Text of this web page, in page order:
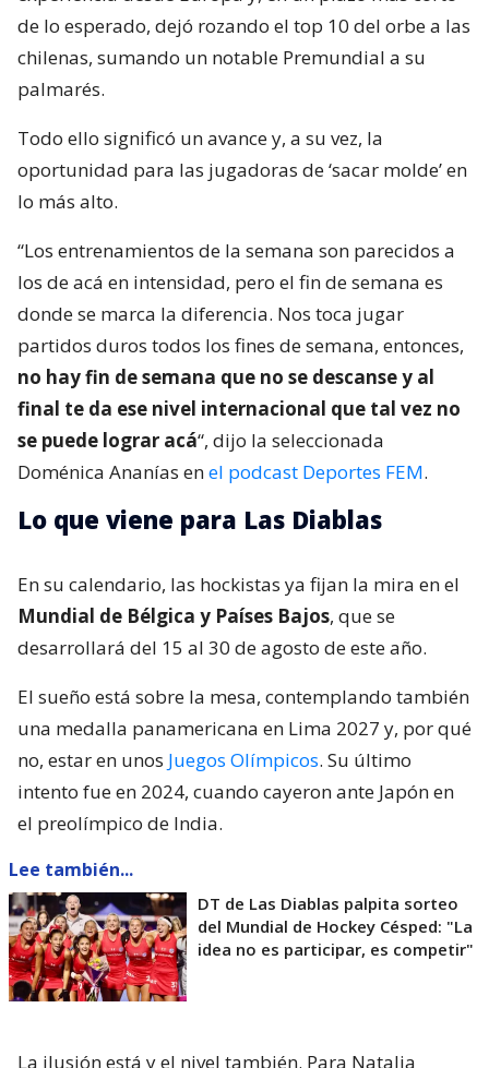
de lo esperado, dejó rozando el top 10 del orbe a las
chilenas, sumando un notable Premundial a su
palmarés.
Todo ello significó un avance y, a su vez, la
oportunidad para las jugadoras de ‘sacar molde’ en
lo más alto.
“Los entrenamientos de la semana son parecidos a
los de acá en intensidad, pero el fin de semana es
donde se marca la diferencia. Nos toca jugar
partidos duros todos los fines de semana, entonces,
no hay fin de semana que no se descanse y al
final te da ese nivel internacional que tal vez no
se puede lograr acá“, dijo la seleccionada
Doménica Ananías enel podcast Deportes FEM.
Lo que viene para Las Diablas
En su calendario, las hockistas ya fijan la mira en el
Mundial de Bélgica y Países Bajos, que se
desarrollará del 15 al 30 de agosto de este año.
El sueño está sobre la mesa, contemplando también
una medalla panamericana en Lima 2027 y, por qué
no, estar en unos Juegos Olímpicos. Su último
intento fue en 2024, cuando cayeron ante Japón en
el preolímpico de India.
Lee también...
DT de Las Diablas palpita sorteo
del Mundial de Hockey Césped: "La
idea no es participar, es competir"
La ilusión está y el nivel también. Para Natalia